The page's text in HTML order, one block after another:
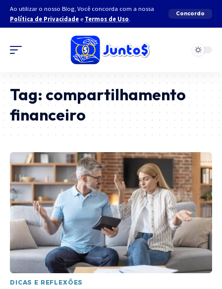
Ao utilizar o nosso Blog, Você concorda com a nossa
Política de Privacidade e Termos de Uso.
Concordo
Tag: compartilhamento
financeiro
DICAS E REFLEXÕES